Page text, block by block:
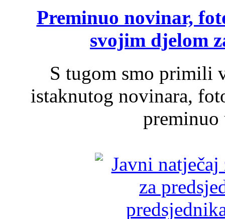
Preminuo novinar,
svojim djelom
S tugom smo primili
istaknutog novinara,